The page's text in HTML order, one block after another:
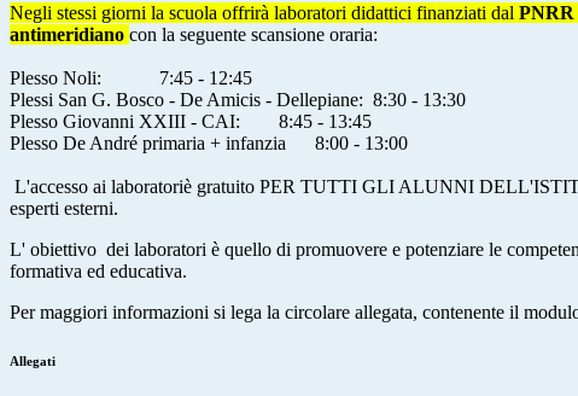
Negli stessi giorni la scuola offrirà laboratori didattici finanziati dal
antimeridiano con la seguente scansione oraria:
Plesso Noli: 7:45 - 12:45
Plessi San G. Bosco - De Amicis - Dellepiane: 8:30 - 13:30
Plesso Giovanni XXIII - CAI: 8:45 - 13:45
Plesso De André primaria + infanzia 8:00 - 13:00
L'accesso ai laboratoriè gratuito PER TUTTI GLI ALUNNI
esperti esterni.
L' obiettivo dei laboratori è quello di promuovere e potenziare le
formativa ed educativa.
Per maggiori informazioni si lega la circolare allegata, contenente il
Allegati